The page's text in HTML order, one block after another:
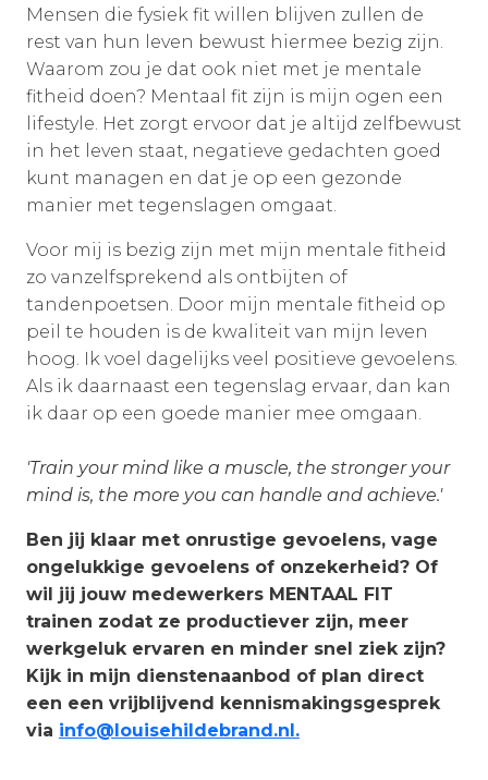
Mensen die fysiek fit willen blijven zullen de
rest van hun leven bewust hiermee bezig zijn.
Waarom zou je dat ook niet met je mentale
fitheid doen? Mentaal fit zijn is mijn ogen een
lifestyle. Het zorgt ervoor dat je altijd zelfbewust
in het leven staat, negatieve gedachten goed
kunt managen en dat je op een gezonde
manier met tegenslagen omgaat.
Voor mij is bezig zijn met mijn mentale fitheid
zo vanzelfsprekend als ontbijten of
tandenpoetsen. Door mijn mentale fitheid op
peil te houden is de kwaliteit van mijn leven
hoog. Ik voel dagelijks veel positieve gevoelens.
Als ik daarnaast een tegenslag ervaar, dan kan
ik daar op een goede manier mee omgaan.
'Train your mind like a muscle, the stronger your
mind is, the more you can handle and achieve.'
Ben jij klaar met onrustige gevoelens, vage
ongelukkige gevoelens of onzekerheid? Of
wil jij jouw medewerkers MENTAAL FIT
trainen zodat ze productiever zijn, meer
werkgeluk ervaren en minder snel ziek zijn?
Kijk in mijn dienstenaanbod of plan direct
een een vrijblijvend kennismakingsgesprek
via info@louisehildebrand.nl.